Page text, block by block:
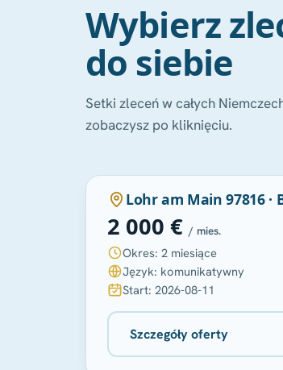
Wybierz
do siebie
Setki zleceń w całych
zobaczysz po kliknięciu.
Lohr am Main 97816 ·
2 000 € / mies.
Okres: 2 miesiące
Język: komunikatywny
Start: 2026-08-11
Szczegóły oferty